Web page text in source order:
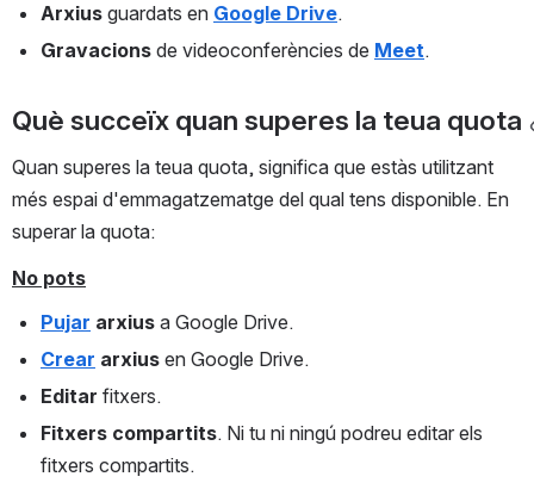
Arxius guardats en Google Drive.
Gravacions de videoconferències de Meet.
Què succeïx quan superes la teua quota
Quan superes la teua quota, significa que estàs utilitzant
més espai d'emmagatzematge del qual tens disponible. En
superar la quota:
No pots
Pujar arxius a Google Drive.
Crear arxius en Google Drive.
Editar fitxers.
Fitxers compartits. Ni tu ni ningú podreu editar els
fitxers compartits.